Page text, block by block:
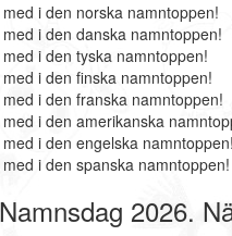
i den norska namntoppen!
i den danska namntoppen!
i den tyska namntoppen!
i den finska namntoppen!
i den franska namntoppen!
i den amerikanska
i den engelska namntoppen!
i den spanska namntoppen!
2026.